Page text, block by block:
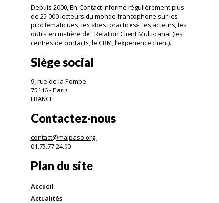
Depuis 2000, En-Contact informe régulièrement plus
de 25 000 lecteurs du monde francophone sur les
problématiques, les «best practices», les acteurs, les
outils en matière de : Relation Client Multi-canal (les
centres de contacts, le CRM, l’expérience client).
Siège social
9, rue de la Pompe
75116 - Paris
FRANCE
Contactez-nous
contact@malpaso.org
01.75.77.24.00
Plan du site
Accueil
Actualités